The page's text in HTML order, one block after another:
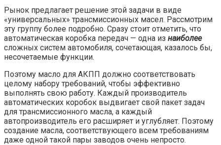
Рынок предлагает решение этой задачи в виде
«универсальных» трансмиссионных масел. Рассмотрим
эту группу более подробно. Сразу стоит отметить, что
автоматическая коробка передач — одна из наиболее
сложных систем автомобиля, сочетающая, казалось бы,
несочетаемые функции.
Поэтому масло для АКПП должно соответствовать
целому набору требований, чтобы эффективно
выполнять свою работу. Каждый производитель
автоматических коробок выдвигает свой пакет задач
для трансмиссионного масла, а каждый
автопроизводитель его расширяет и углубляет. Поэтому
создание масла, соответствующего всем требованиям
даже одной такой пары заводов очень непросто.